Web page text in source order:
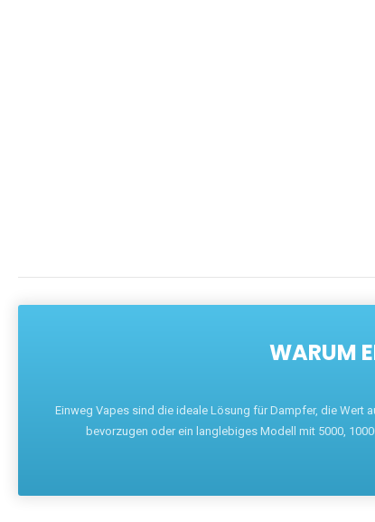
WARUM
Einweg Vapes sind die ideale Lösung für Dampfer, die Wert
bevorzugen oder ein langlebiges Modell mit 5000,